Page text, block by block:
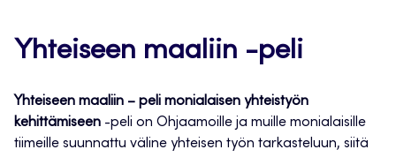
Yhteiseen maaliin -peli
Yhteiseen maaliin – peli monialaisen yhteistyön
kehittämiseen -peli on Ohjaamoille ja muille monialaisille
tiimeille suunnattu väline yhteisen työn tarkasteluun, siitä